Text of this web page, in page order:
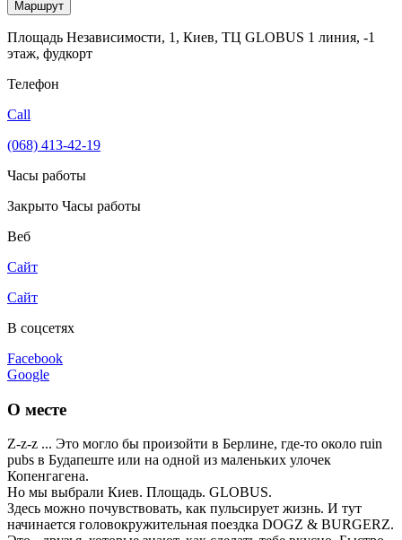
Маршрут
Площадь Независимости, 1, Киев, ТЦ GLOBUS 1 линия, -1
этаж, фудкорт
Телефон
Call
(068) 413-42-19
Часы работы
Закрыто Часы работы
Веб
Сайт
Сайт
В соцсетях
Facebook
Google
О месте
Z-z-z ... Это могло бы произойти в Берлине, где-то около ruin
pubs в Будапеште или на одной из маленьких улочек
Копенгагена.
Но мы выбрали Киев. Площадь. GLOBUS.
Здесь можно почувствовать, как пульсирует жизнь. И тут
начинается головокружительная поездка DOGZ & BURGERZ.